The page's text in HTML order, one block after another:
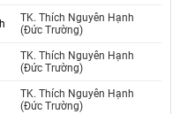
TK. Thích Nguyên Hạnh
(Đức Trường)
TK. Thích Nguyên Hạnh
(Đức Trường)
TK. Thích Nguyên Hạnh
(Đức Trường)